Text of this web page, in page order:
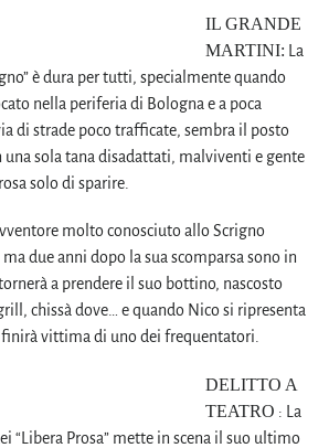
IL GRANDE
MARTINI: La
è dura per tutti, specialmente quando
nella periferia di Bologna e a poca
di strade poco trafficate, sembra il posto
sola tana disadattati, malviventi e gente
solo di sparire.
molto conosciuto allo Scrigno
ma due anni dopo la sua scomparsa sono in
a prendere il suo bottino, nascosto
chissà dove… e quando Nico si ripresenta
finirà vittima di uno dei frequentatori.
DELITTO A
TEATRO : La
“Libera Prosa” mette in scena il suo ultimo